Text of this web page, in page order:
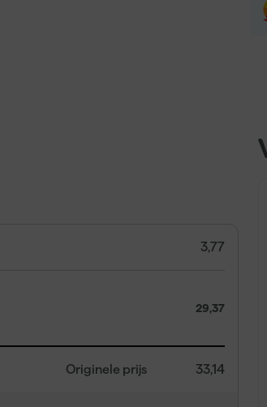
3,77
29,37
Originele prijs 33,14